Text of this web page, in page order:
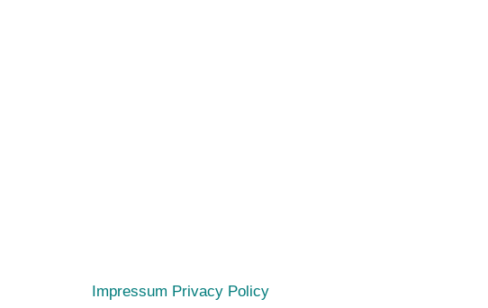
Impressum Privacy Policy